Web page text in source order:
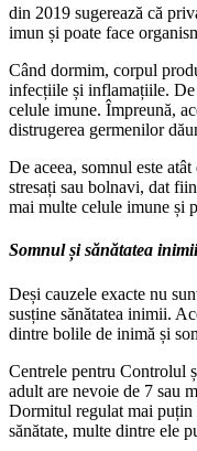
din 2019 sugerează că
imun și poate face
Când dormim, corpul
infecțiile și inflamațiile. De
celule imune. Împreună,
distrugerea germenilor
De aceea, somnul este
stresați sau bolnavi, dat
mai multe celule imune și
Somnul și sănătatea inimii
Deși cauzele exacte nu
susține sănătatea inimii.
dintre bolile de inimă și
Centrele pentru Controlul
adult are nevoie de 7 sau
Dormitul regulat mai puțin
sănătate, multe dintre ele